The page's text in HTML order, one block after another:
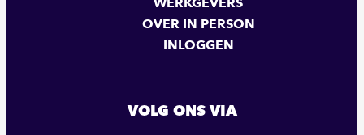
OVER IN PERSON
INLOGGEN
VOLG ONS VIA